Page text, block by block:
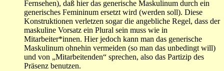
Fernsehen), daß hier das generische Maskulinum durch ein
generisches Femininum ersetzt wird (werden soll). Diese
Konstruktionen verletzen sogar die angebliche Regel, dass der
maskuline Vorsatz ein Plural sein muss wie in
Mitarbeiter*innen. Hier jedoch kann man das generische
Maskulinum ohnehin vermeiden (so man das unbedingt will)
und von „Mitarbeitenden“ sprechen, also das Partizip des
Präsenz benutzen.